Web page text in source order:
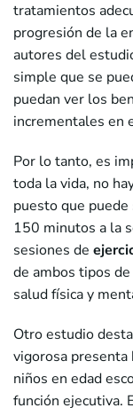
tratamientos
progresión de la
autores del
simple que se
puedan ver los
incrementales en
Por lo tanto, es
toda la vida, no
puesto que
150 minutos a la
sesiones de
de ambos tipos
salud física y
Otro estudio
vigorosa
niños en edad
función ejecutiva.